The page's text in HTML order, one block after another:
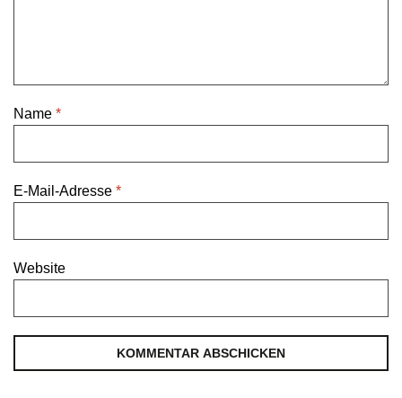
Name *
E-Mail-Adresse *
Website